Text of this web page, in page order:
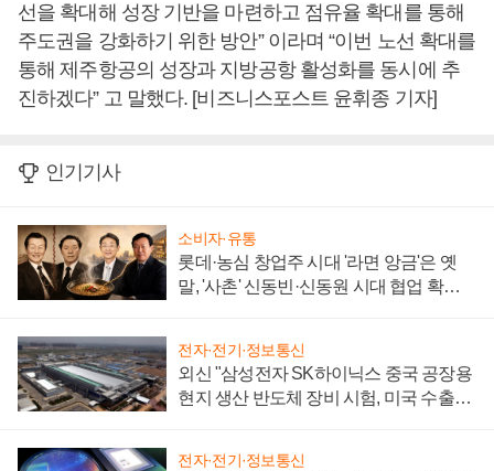
선을 확대해 성장 기반을 마련하고 점유율 확대를 통해
주도권을 강화하기 위한 방안” 이라며 “이번 노선 확대를
통해 제주항공의 성장과 지방공항 활성화를 동시에 추
진하겠다” 고 말했다. [비즈니스포스트 윤휘종 기자]
인기기사
소비자·유통
롯데·농심 창업주 시대 '라면 앙금'은 옛
말, '사촌' 신동빈·신동원 시대 협업 확대
전자·전기·정보통신
외신 "삼성전자 SK하이닉스 중국 공장용
현지 생산 반도체 장비 시험, 미국 수출통
전자·전기·정보통신